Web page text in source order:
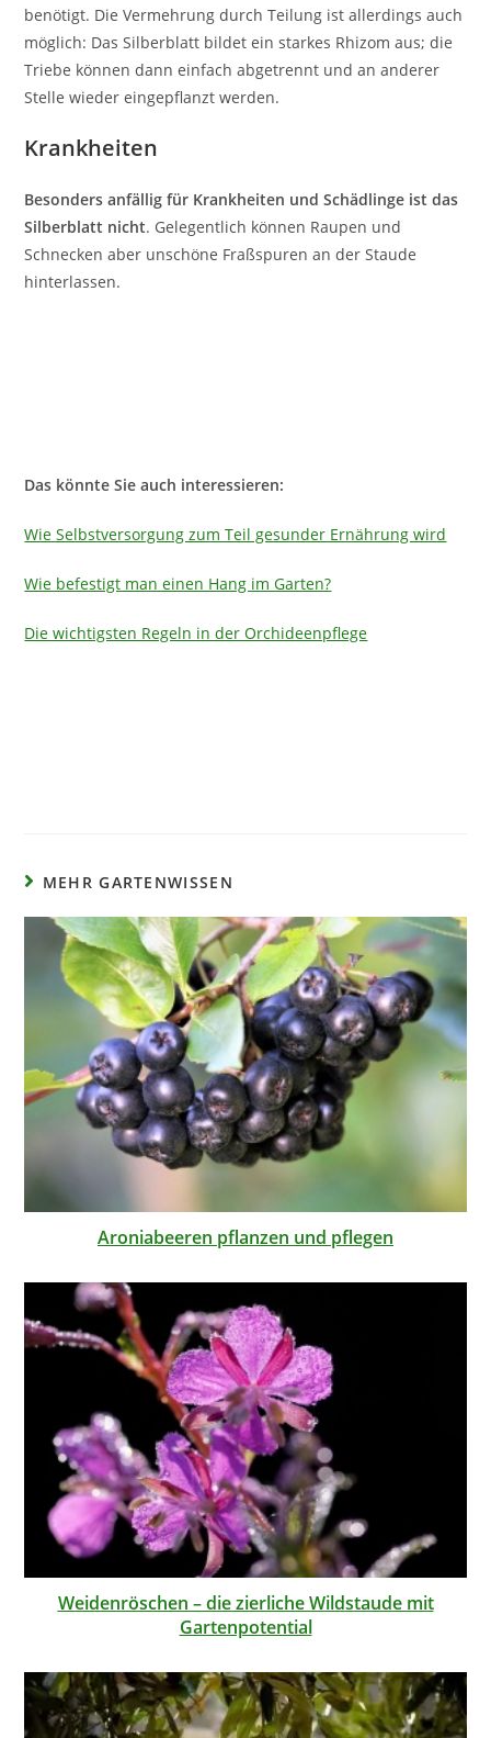
benötigt. Die Vermehrung durch Teilung ist allerdings auch
möglich: Das Silberblatt bildet ein starkes Rhizom aus; die
Triebe können dann einfach abgetrennt und an anderer
Stelle wieder eingepflanzt werden.
Krankheiten
Besonders anfällig für Krankheiten und Schädlinge ist das
Silberblatt nicht. Gelegentlich können Raupen und
Schnecken aber unschöne Fraßspuren an der Staude
hinterlassen.
Das könnte Sie auch interessieren:
Wie Selbstversorgung zum Teil gesunder Ernährung wird
Wie befestigt man einen Hang im Garten?
Die wichtigsten Regeln in der Orchideenpflege
MEHR GARTENWISSEN
Aroniabeeren pflanzen und pflegen
Weidenröschen – die zierliche Wildstaude mit
Gartenpotential